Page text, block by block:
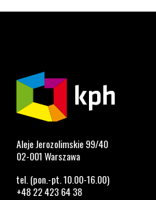
Aleje Jerozolimskie 99/40
02-001 Warszawa
tel. (pon.-pt. 10.00-16.00)
+48 22 423 64 38